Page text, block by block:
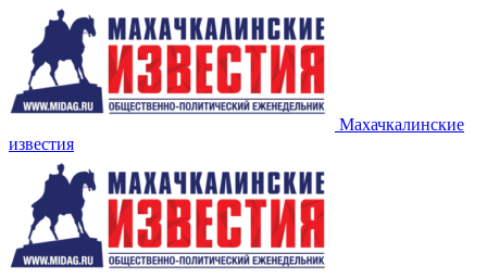
Махачкалинские
известия